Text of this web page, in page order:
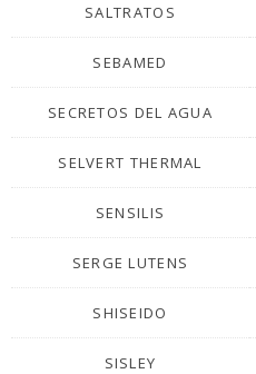
SALTRATOS
SEBAMED
SECRETOS DEL AGUA
SELVERT THERMAL
SENSILIS
SERGE LUTENS
SHISEIDO
SISLEY